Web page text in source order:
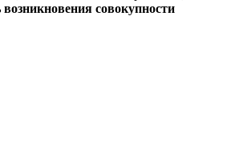
возникновения совокупности